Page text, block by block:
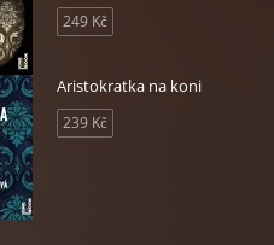
249 Kč
Aristokratka na koni
239 Kč